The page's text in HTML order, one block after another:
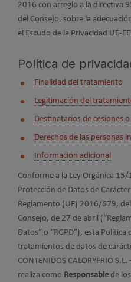
2016 con arreglo a la directiva
del Consejo, sobre la
el Escudo de la Privacidad UE-
Política de
Finalidad del tratamiento
Legitimación del
Destinatarios de cesiones
Derechos de las personas
Información adicional
Conforme a la Ley Orgánica
Protección de Datos de
Reglamento (UE) 2016/679,
Consejo, de 27 de abril
Datos” o “RGPD”), esta Política
tratamientos de datos de
CONTENIDOS CALORYFRIO
realiza como Responsablede